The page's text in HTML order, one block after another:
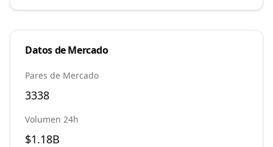
Datos de Mercado
Pares de Mercado
3338
Volumen 24h
$1.18B